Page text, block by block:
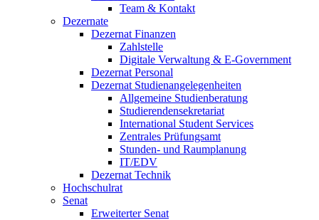
Team & Kontakt
Dezernate
Dezernat Finanzen
Zahlstelle
Digitale Verwaltung & E-Government
Dezernat Personal
Dezernat Studienangelegenheiten
Allgemeine Studienberatung
Studierendensekretariat
International Student Services
Zentrales Prüfungsamt
Stunden- und Raumplanung
IT/EDV
Dezernat Technik
Hochschulrat
Senat
Erweiterter Senat